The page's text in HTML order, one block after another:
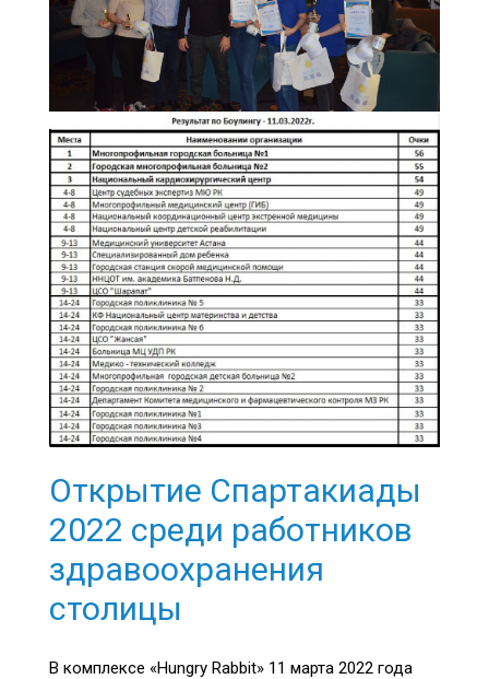
Открытие Спартакиады
2022 среди работников
здравоохранения
столицы
В комплексе «Hungry Rabbit» 11 марта 2022 года